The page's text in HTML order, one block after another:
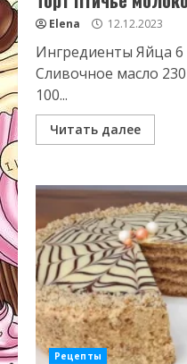
Elena 12.12.2023
Ингредиенты Яйца 6
Сливочное масло
100...
Читать далее
Рецепты